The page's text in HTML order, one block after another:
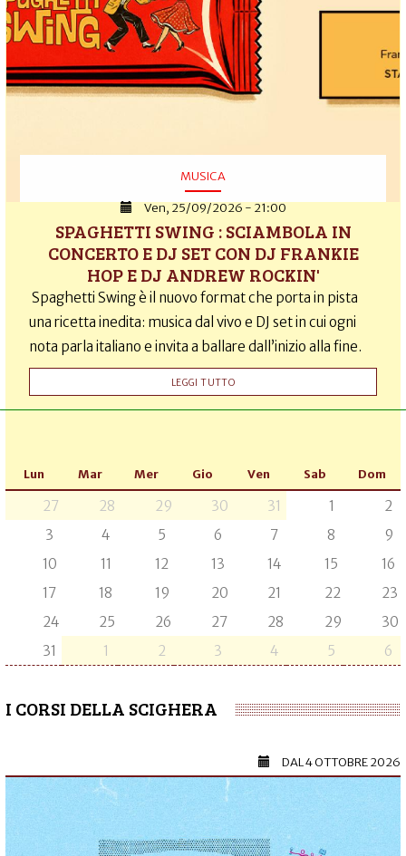
MUSICA
Ven, 25/09/2026 - 21:00
SPAGHETTI SWING : SCIAMBOLA IN
CONCERTO E DJ SET CON DJ FRANKIE
HOP E DJ ANDREW ROCKIN'
Spaghetti Swing è il nuovo format che porta in pista
una ricetta inedita: musica dal vivo e DJ set in cui ogni
nota parla italiano e invita a ballare dall’inizio alla fine.
LEGGI TUTTO
Lun Mar Mer Gio Ven Sab Dom
27 28 29 30 31 1
2
3
4 5 6 7 8
9
10
11 12 13 14 15
16
17
18 19 20 21 22
23
24
25 26 27 28 29
30
31
1 2 3 4 5 6
I CORSI DELLA SCIGHERA
DAL4 OTTOBRE 2026